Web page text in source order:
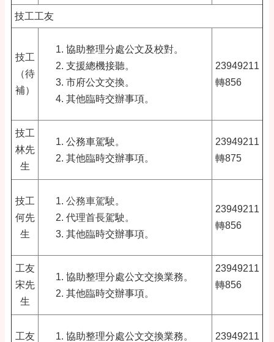
技工工友
技工
（待
補）
協助整理分處公文及校對。
支援總機接聽。
市府公文交換。
其他臨時交辦事項。
23949211
轉856
技工
林先
生
公務車駕駛。
其他臨時交辦事項。
23949211
轉875
技工
何先
生
公務車駕駛 。
代理首長駕駛。
其他臨時交辦事項。
23949211
轉856
工友
宋先
生
協助整理分處公文交換業務。
其他臨時交辦事項。
23949211
轉856
工友
協助整理分處公文交換業務。
23949211